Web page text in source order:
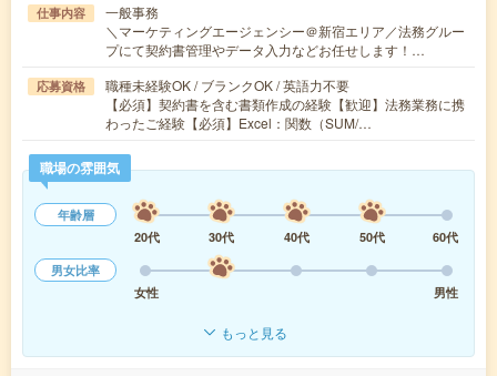
仕事内容
一般事務
＼マーケティングエージェンシー＠新宿エリア／法務グルー
プにて契約書管理やデータ入力などお任せします！…
応募資格
職種未経験OK / ブランクOK / 英語力不要
【必須】契約書を含む書類作成の経験【歓迎】法務業務に携
わったご経験【必須】Excel：関数（SUM/…
職場の雰囲気
年齢層
20代
30代 40代 50代
60代
男女比率
女性
男性
もっと見る